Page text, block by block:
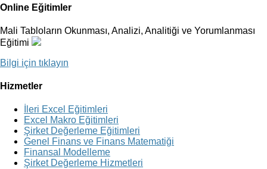
Online Eğitimler
Mali Tabloların Okunması, Analizi, Analitiği ve Yorumlanması
Eğitimi
Bilgi için tıklayın
Hizmetler
İleri Excel Eğitimleri
Excel Makro Eğitimleri
Şirket Değerleme Eğitimleri
Genel Finans ve Finans Matematiği
Finansal Modelleme
Şirket Değerleme Hizmetleri